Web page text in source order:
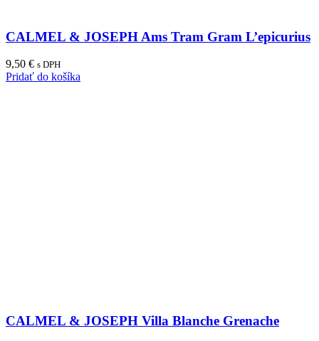
CALMEL & JOSEPH Ams Tram Gram L’epicurius
9,50 € s DPH
Pridať do košíka
CALMEL & JOSEPH Villa Blanche Grenache